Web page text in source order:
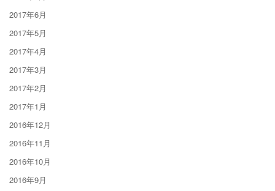
2017年6月
2017年5月
2017年4月
2017年3月
2017年2月
2017年1月
2016年12月
2016年11月
2016年10月
2016年9月